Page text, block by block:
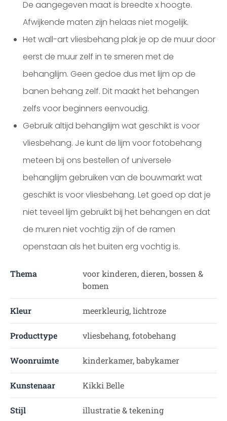
De aangegeven maat is breedte x hoogte.
Afwijkende maten zijn helaas niet mogelijk.
Het wall-art vliesbehang plak je op de muur door
eerst de muur zelf in te smeren met de
behanglijm. Geen gedoe dus met lijm op de
banen behang zelf. Dit maakt het behangen
zelfs voor beginners eenvoudig.
Gebruik altijd behanglijm wat geschikt is voor
vliesbehang. Je kunt de lijm voor fotobehang
meteen bij ons bestellen of universele
behanglijm gebruiken van de bouwmarkt wat
geschikt is voor vliesbehang. Let goed op dat je
niet teveel lijm gebruikt bij het behangen en dat
de muren niet vochtig zijn of de ramen
openstaan als het buiten erg vochtig is.
Thema
voor kinderen, dieren, bossen &
bomen
Kleur meerkleurig, lichtroze
Producttype vliesbehang, fotobehang
Woonruimte kinderkamer, babykamer
Kunstenaar Kikki Belle
Stijl illustratie & tekening